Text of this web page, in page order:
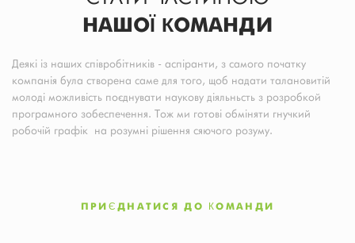
НАШОЇ КОМАНДИ
Деякі із наших співробітників - аспіранти, з самого початку
компанія була створена саме для того, щоб надати талановитій
молоді можливість поєднувати наукову діяльньсть з розробкой
програмного зобеспечення. Тож ми готові обміняти гнучкий
робочій графік на розумні рішення сяючого розуму.
ПРИЄДНАТИСЯ ДО КОМАНДИ